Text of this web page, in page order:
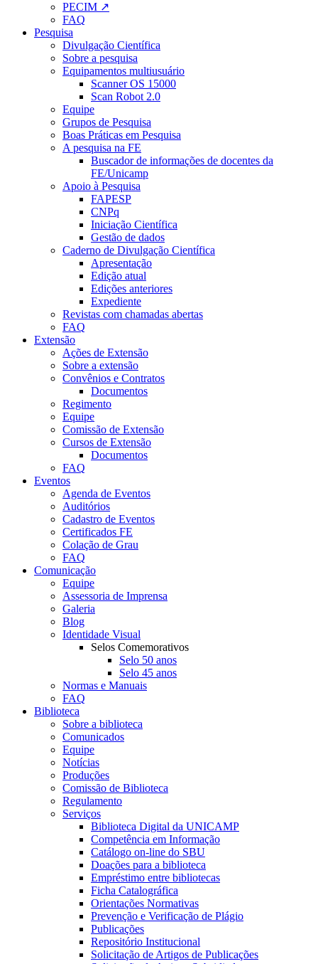
PECIM ↗
FAQ
Pesquisa
Divulgação Científica
Sobre a pesquisa
Equipamentos multiusuário
Scanner OS 15000
Scan Robot 2.0
Equipe
Grupos de Pesquisa
Boas Práticas em Pesquisa
A pesquisa na FE
Buscador de informações de docentes da
FE/Unicamp
Apoio à Pesquisa
FAPESP
CNPq
Iniciação Científica
Gestão de dados
Caderno de Divulgação Científica
Apresentação
Edição atual
Edições anteriores
Expediente
Revistas com chamadas abertas
FAQ
Extensão
Ações de Extensão
Sobre a extensão
Convênios e Contratos
Documentos
Regimento
Equipe
Comissão de Extensão
Cursos de Extensão
Documentos
FAQ
Eventos
Agenda de Eventos
Auditórios
Cadastro de Eventos
Certificados FE
Colação de Grau
FAQ
Comunicação
Equipe
Assessoria de Imprensa
Galeria
Blog
Identidade Visual
Selos Comemorativos
Selo 50 anos
Selo 45 anos
Normas e Manuais
FAQ
Biblioteca
Sobre a biblioteca
Comunicados
Equipe
Notícias
Produções
Comissão de Biblioteca
Regulamento
Serviços
Biblioteca Digital da UNICAMP
Competência em Informação
Catálogo on-line do SBU
Doações para a biblioteca
Empréstimo entre bibliotecas
Ficha Catalográfica
Orientações Normativas
Prevenção e Verificação de Plágio
Publicações
Repositório Institucional
Solicitação de Artigos de Publicações